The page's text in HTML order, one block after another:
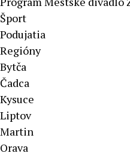
Šport
Podujatia
Regióny
Bytča
Čadca
Kysuce
Liptov
Martin
Orava